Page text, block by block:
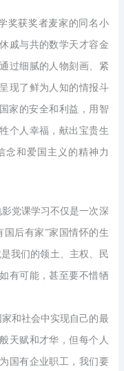
奖获奖者麦家的同名小
戚与共的数学天才容金
过细腻的人物刻画、紧
现了鲜为人知的情报斗
家的安全和利益，用智
个人幸福，献出宝贵生
念和爱国主义的精神力
党课学习不仅是一次深
国后有家”家国情怀的生
我们的领土、主权、民
有可能，甚至要不惜牺
和社会中实现自己的最
天赋和才华，但每个人
国有企业职工，我们要